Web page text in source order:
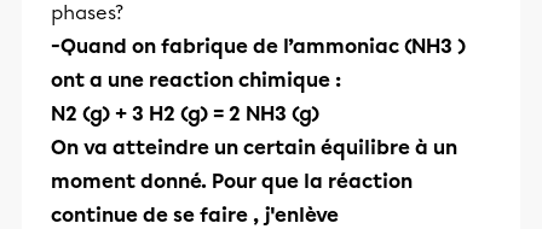
phases?
-Quand on fabrique de l’ammoniac (NH3 )
ont a une reaction chimique :
N2 (g) + 3 H2 (g) = 2 NH3 (g)
On va atteindre un certain équilibre à un
moment donné. Pour que la réaction
continue de se faire , j'enlève